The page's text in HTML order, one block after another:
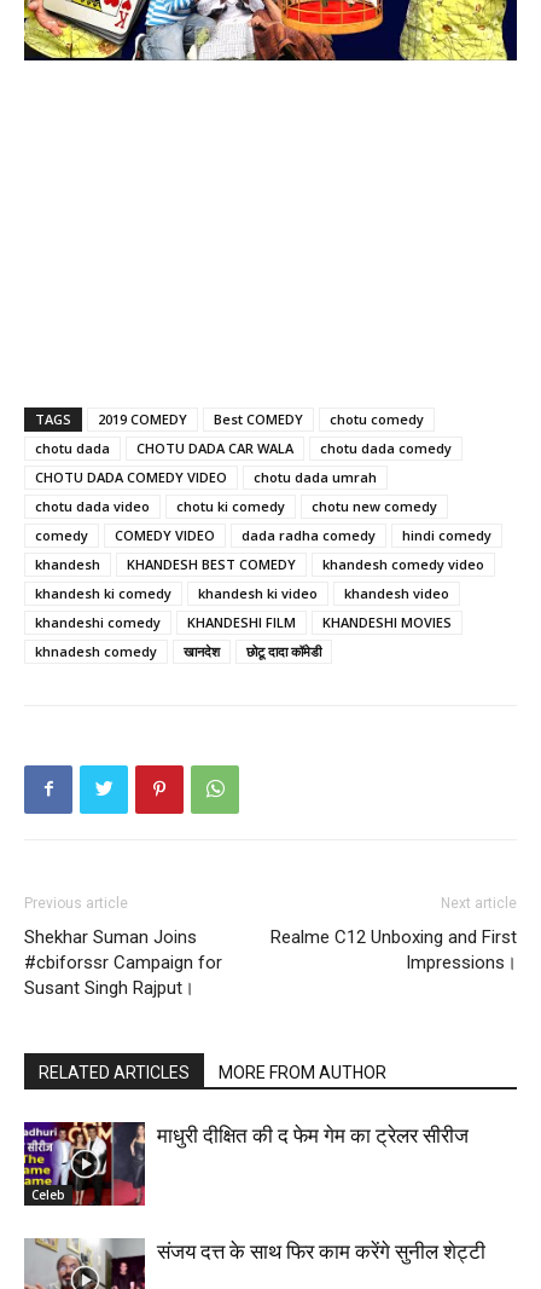
TAGS 2019 COMEDY Best COMEDY
chotu comedy
chotu dada
CHOTU DADA CAR WALA
chotu dada comedy
CHOTU DADA COMEDY VIDEO
chotu dada umrah
chotu dada video
chotu ki comedy
chotu new comedy
comedy
COMEDY VIDEO dada radha comedy
hindi comedy
khandesh
KHANDESH BEST COMEDY
khandesh comedy video
khandesh ki comedy
khandesh ki video
khandesh video
khandeshi comedy
KHANDESHI FILM
KHANDESHI MOVIES
khnadesh comedy
खानदेश छोटू दादा कॉमेडी
Previous article
Shekhar Suman Joins
#cbiforssr Campaign for
Susant Singh Rajput।
Next article
Realme C12 Unboxing and First
Impressions।
RELATED ARTICLES MORE FROM AUTHOR
Celeb
माधुरी दीक्षित की द फेम गेम का ट्रेलर सीरीज
संजय दत्त के साथ फिर काम करेंगे सुनील शेट्टी